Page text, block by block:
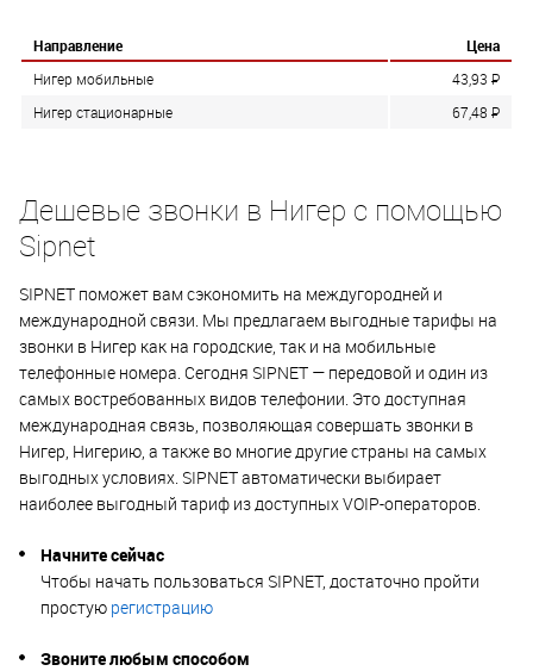
Направление
Цена
Нигер мобильные
43,93 P
Нигер стационарные
67,48 P
Дешевые звонки в Нигер с помощью
Sipnet
SIPNET поможет вам сэкономить на междугородней и
международной связи. Мы предлагаем выгодные тарифы на
звонки в Нигер как на городские, так и на мобильные
телефонные номера. Сегодня SIPNET — передовой и один из
самых востребованных видов телефонии. Это доступная
международная связь, позволяющая совершать звонки в
Нигер, Нигерию, а также во многие другие страны на самых
выгодных условиях. SIPNET автоматически выбирает
наиболее выгодный тариф из доступных VOIP-операторов.
Начните сейчас
Чтобы начать пользоваться SIPNET, достаточно пройти
простую регистрацию
Звоните любым способом